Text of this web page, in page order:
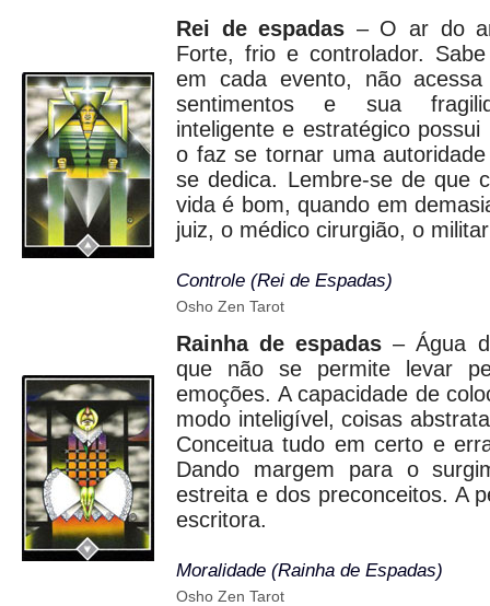
Rei de espadas – O ar do
Forte, frio e controlador.
em cada evento, não
sentimentos e sua
inteligente e estratégico
o faz se tornar uma
se dedica. Lembre-se de que
vida é bom, quando em
juiz, o médico cirurgião, o
Controle (Rei de Espadas)
Osho Zen Tarot
Rainha de espadas – Água
que não se permite levar
emoções. A capacidade de
modo inteligível, coisas
Conceitua tudo em certo e
Dando margem para o
estreita e dos preconceitos. A
escritora.
Moralidade (Rainha de Espadas)
Osho Zen Tarot